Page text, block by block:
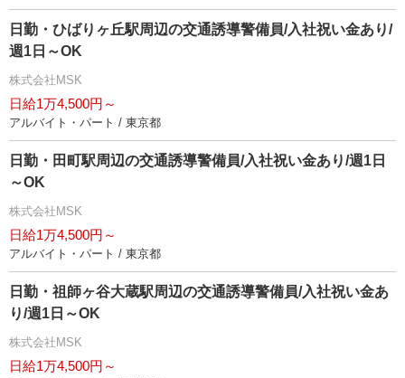
日勤・ひばりヶ丘駅周辺の交通誘導警備員/入社祝い金あり/
週1日～OK
株式会社MSK
日給1万4,500円～
アルバイト・パート / 東京都
日勤・田町駅周辺の交通誘導警備員/入社祝い金あり/週1日
～OK
株式会社MSK
日給1万4,500円～
アルバイト・パート / 東京都
日勤・祖師ヶ谷大蔵駅周辺の交通誘導警備員/入社祝い金あ
り/週1日～OK
株式会社MSK
日給1万4,500円～